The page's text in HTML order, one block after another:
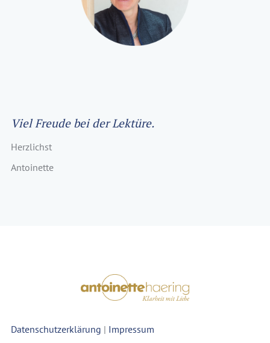
Viel Freude bei der Lektüre.
Herzlichst
Antoinette
Datenschutzerklärung | Impressum